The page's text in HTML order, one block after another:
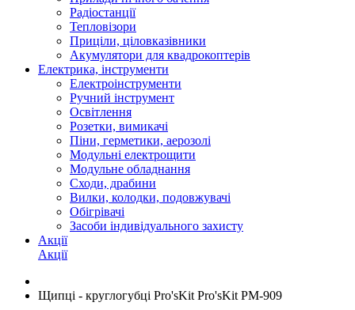
Радіостанції
Тепловізори
Приціли, ціловказівники
Акумулятори для квадрокоптерів
Електрика, інструменти
Електроінструменти
Ручний інструмент
Освітлення
Розетки, вимикачі
Піни, герметики, аерозолі
Модульні електрощити
Модульне обладнання
Сходи, драбини
Вилки, колодки, подовжувачі
Обігрівачі
Засоби індивідуального захисту
Акції
Акції
Щипці - круглогубці Pro'sKit Pro'sKit PM-909